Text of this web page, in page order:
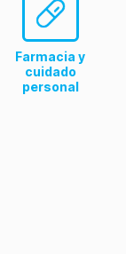
Farmacia y
cuidado
personal